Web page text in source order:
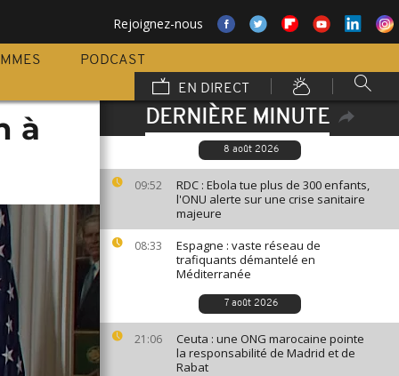
Rejoignez-nous
PODCAST
EN DIRECT
DERNIÈRE MINUTE
8 août 2026
09:52
RDC : Ebola tue plus de 300 enfants,
l'ONU alerte sur une crise sanitaire
majeure
08:33
Espagne : vaste réseau de
trafiquants démantelé en
Méditerranée
7 août 2026
21:06
Ceuta : une ONG marocaine pointe
la responsabilité de Madrid et de
Rabat
à